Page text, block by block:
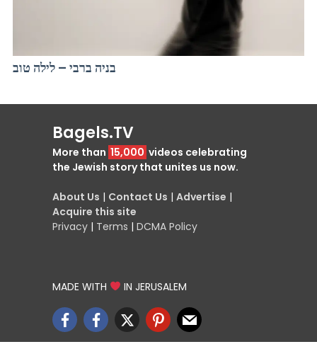
בניה ברבי – לילה טוב
Bagels.TV
More than 15,000 videos celebrating
the Jewish story that unites us now.
About Us | Contact Us | Advertise |
Acquire this site
Privacy | Terms | DCMA Policy
MADE WITH IN JERUSALEM